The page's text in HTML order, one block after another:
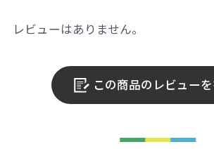
レビューはありません。
この商品のレビューを